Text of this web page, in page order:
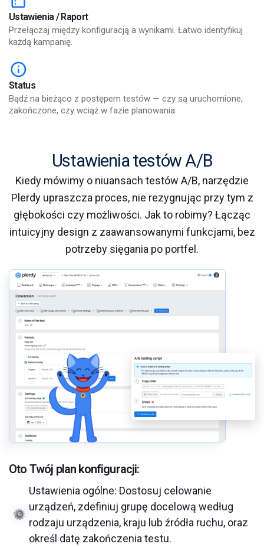
Ustawienia / Raport
Przełączaj między konfiguracją a wynikami. Łatwo identyfikuj
każdą kampanię.
Status
Bądź na bieżąco z postępem testów — czy są uruchomione,
zakończone, czy wciąż w fazie planowania.
Ustawienia testów A/B
Kiedy mówimy o niuansach testów A/B, narzędzie
Plerdy upraszcza proces, nie rezygnując przy tym z
głębokości czy możliwości. Jak to robimy? Łącząc
intuicyjny design z zaawansowanymi funkcjami, bez
potrzeby sięgania po portfel.
Oto Twój plan konfiguracji:
Ustawienia ogólne: Dostosuj celowanie
urządzeń, zdefiniuj grupę docelową według
rodzaju urządzenia, kraju lub źródła ruchu, oraz
określ datę zakończenia testu.